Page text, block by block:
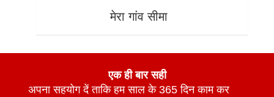
मेरा गांव सीमा
एक ही बार सही
अपना सहयोग दें ताकि हम साल के 365 दिन काम कर